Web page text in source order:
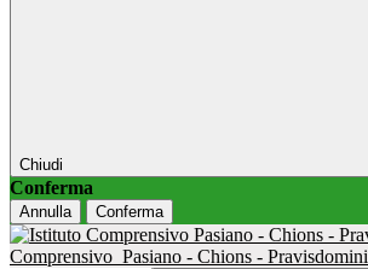
Chiudi
Conferma
Annulla Conferma
Comprensivo Pasiano - Chions - Pravisdomini